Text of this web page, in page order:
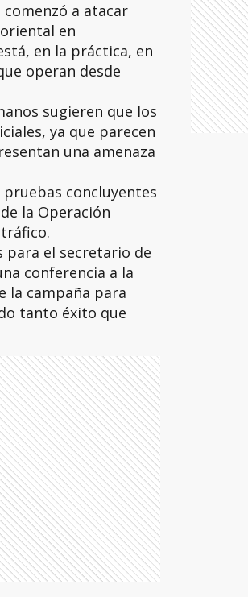
a atacar
en
en la práctica, en
operan desde
sugieren que los
ya que parecen
una amenaza
concluyentes
la Operación
para el secretario de
conferencia a la
la campaña para
tanto éxito que